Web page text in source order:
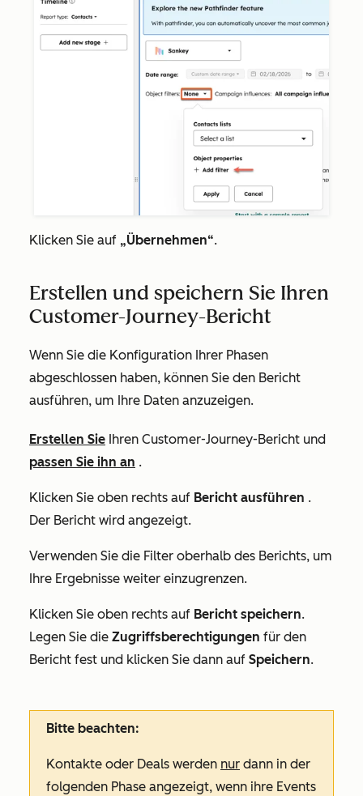
Klicken Sie auf „Übernehmen“.
Erstellen und speichern Sie Ihren
Customer-Journey-Bericht
Wenn Sie die Konfiguration Ihrer Phasen
abgeschlossen haben, können Sie den Bericht
ausführen, um Ihre Daten anzuzeigen.
Erstellen Sie Ihren Customer-Journey-Bericht und
passen Sie ihn an .
Klicken Sie oben rechts auf Bericht ausführen .
Der Bericht wird angezeigt.
Verwenden Sie die Filter oberhalb des Berichts, um
Ihre Ergebnisse weiter einzugrenzen.
Klicken Sie oben rechts auf Bericht speichern.
Legen Sie die Zugriffsberechtigungen für den
Bericht fest und klicken Sie dann auf Speichern.
Bitte beachten:
Kontakte oder Deals werden nur dann in der
folgenden Phase angezeigt, wenn ihre Events